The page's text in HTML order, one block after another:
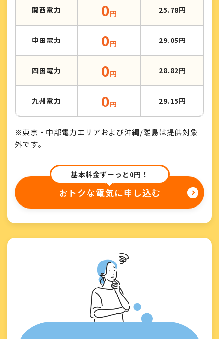
関西電力 0円 25.78円
中国電力 0円 29.05円
四国電力 0円 28.82円
九州電力 0円 29.15円
※東京・中部電力エリアおよび沖縄/離島は提供対象
外です。
基本料金ずーっと0円！
おトクな電気に申し込む